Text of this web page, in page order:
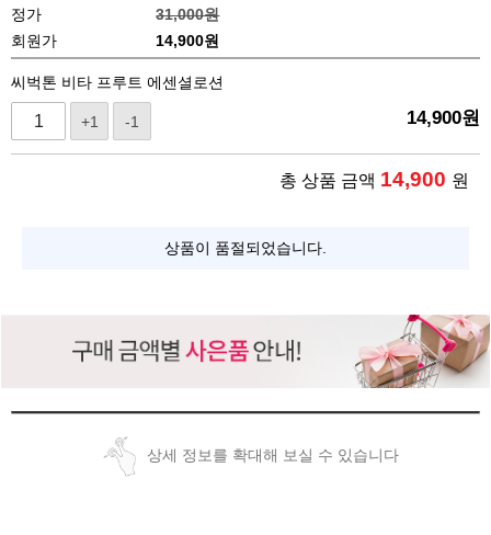
정가
31,000원
회원가
14,900원
씨벅톤 비타 프루트 에센셜로션
+1 -1 14,900원
총 상품 금액 14,900 원
상품이 품절되었습니다.
상세 정보를 확대해 보실 수 있습니다